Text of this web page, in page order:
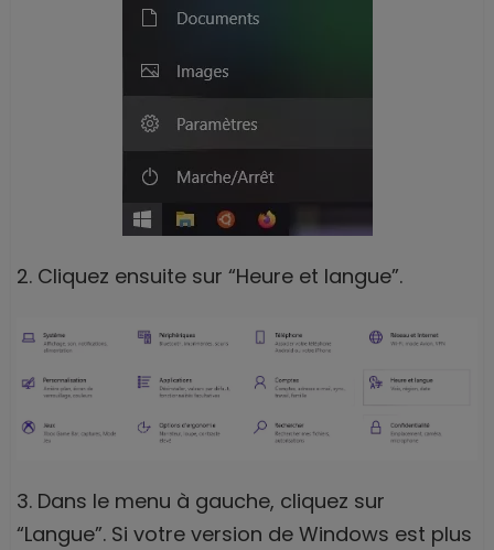
2. Cliquez ensuite sur “Heure et langue”.
3. Dans le menu à gauche, cliquez sur
“Langue”. Si votre version de Windows est plus